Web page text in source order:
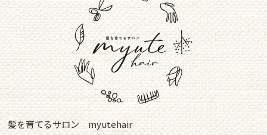
髪を育てるサロン myutehair